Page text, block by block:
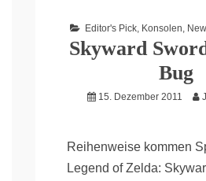
Editor's Pick, Konsolen,
Skyward
Bug
15. Dezember 2011
Reihenweise kommen
Legend of Zelda: